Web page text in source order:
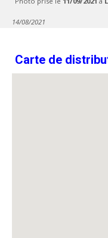
14/08/2021
Carte de